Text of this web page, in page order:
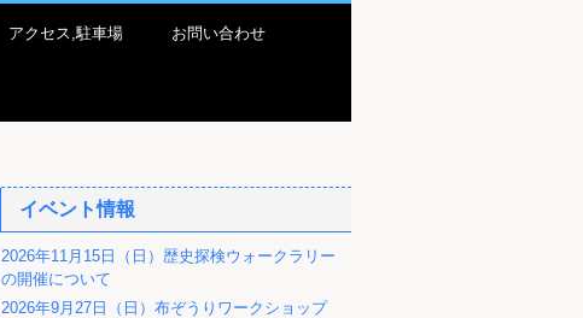
アクセス,駐車場 お問い合わせ
イベント情報
2026年11月15日（日）歴史探検ウォークラリー
の開催について
2026年9月27日（日）布ぞうりワークショップ